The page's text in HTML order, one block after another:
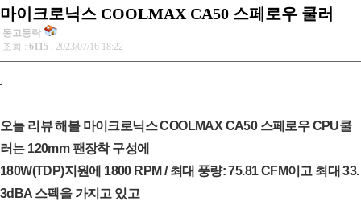
마이크로닉스 COOLMAX CA50 스페로우 쿨러
동고동락
조회 : 6115 , 2023/07/16 18:22
오늘 리뷰 해볼 마이크로닉스 COOLMAX CA50 스페로우 CPU쿨
러는 120mm 팬장착 구성에
180W(TDP)지원에 1800 RPM / 최대 풍량: 75.81 CFM이고 최대 33.
3dBA 스펙을 가지고 있고